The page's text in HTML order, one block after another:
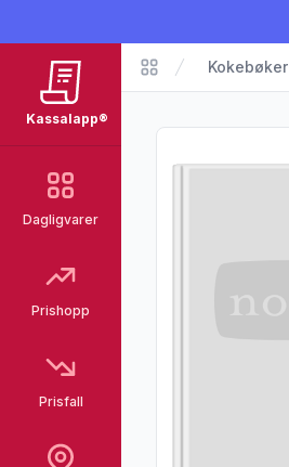
Kassalapp®
Dagligvarer
Prishopp
Prisfall
Kassalapp®
Kokebøker